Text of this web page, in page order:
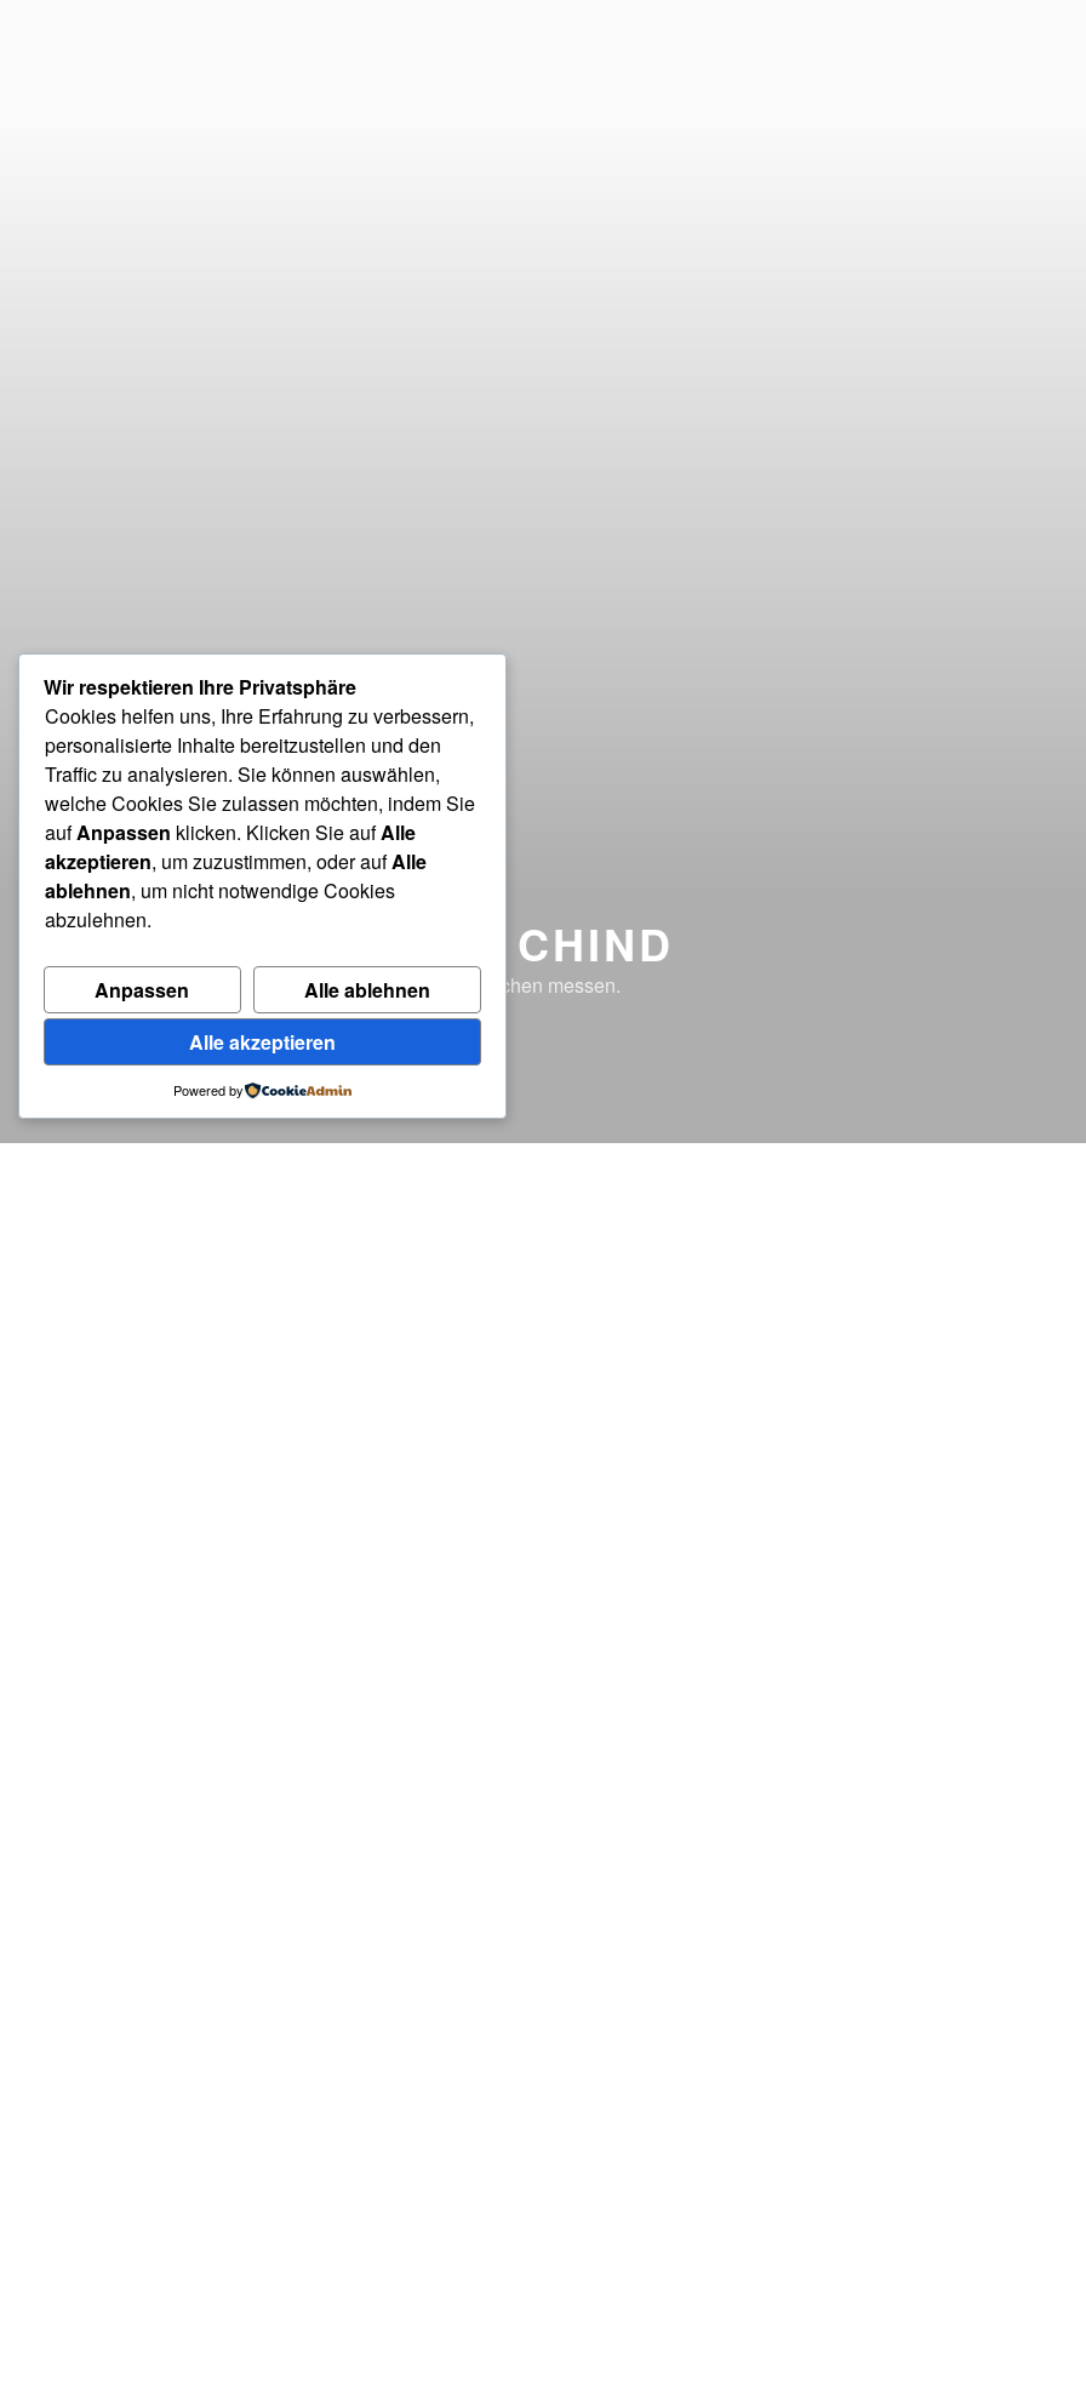
HÄRZENS CHIND
Liebe lässt sich nicht in Wochen messen.
Wir respektieren Ihre Privatsphäre
Cookies helfen uns, Ihre Erfahrung zu verbessern,
personalisierte Inhalte bereitzustellen und den
Traffic zu analysieren. Sie können auswählen,
welche Cookies Sie zulassen möchten, indem Sie
aufAnpassen klicken. Klicken Sie aufAlle
akzeptieren, um zuzustimmen, oder aufAlle
ablehnen, um nicht notwendige Cookies
abzulehnen.
Anpassen
Alle ablehnen
Alle akzeptieren
Powered by